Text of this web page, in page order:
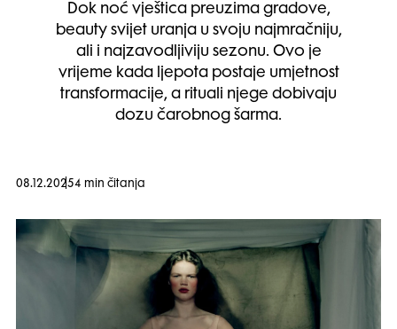
Dok noć vještica preuzima gradove,
beauty svijet uranja u svoju najmračniju,
ali i najzavodljiviju sezonu. Ovo je
vrijeme kada ljepota postaje umjetnost
transformacije, a rituali njege dobivaju
dozu čarobnog šarma.
08.12.20254 min čitanja